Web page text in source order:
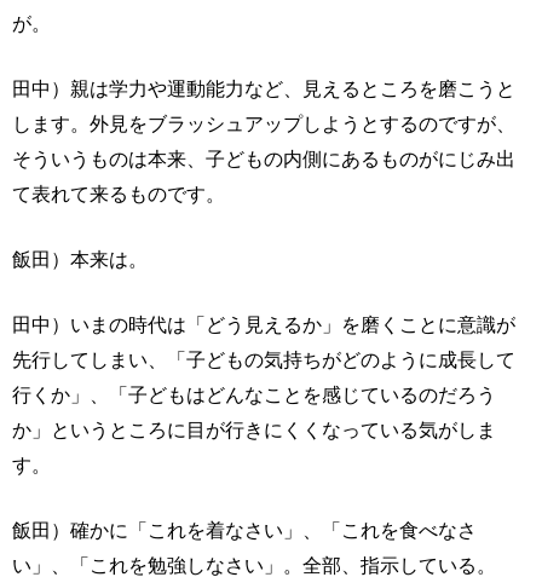
が。
田中）親は学力や運動能力など、見えるところを磨こうと
します。外見をブラッシュアップしようとするのですが、
そういうものは本来、子どもの内側にあるものがにじみ出
て表れて来るものです。
飯田）本来は。
田中）いまの時代は「どう見えるか」を磨くことに意識が
先行してしまい、「子どもの気持ちがどのように成長して
行くか」、「子どもはどんなことを感じているのだろう
か」というところに目が行きにくくなっている気がしま
す。
飯田）確かに「これを着なさい」、「これを食べなさ
い」、「これを勉強しなさい」。全部、指示している。